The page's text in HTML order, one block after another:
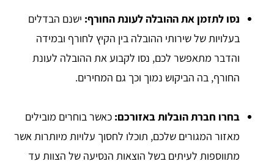
נסו לתזמן את ההובלה לעונת החורף: ישנם הבדלים
בעלויות של שירותי ההובלה בין הקיץ לחורף ובמידה
והדבר מתאפשר לכם, נסו לקבוע את ההובלה לעונת
החורף, בה הביקוש נמוך וכך גם המחירים.
בחרו חברת הובלות באזורכם: כאשר בוחרים מובילים
מאזור המגורים שלכם, תוכלו לחסוך עלויות מיותרות אשר
מתווספות לעיתים בשל הוצאות הנסיעה של הצוות עד